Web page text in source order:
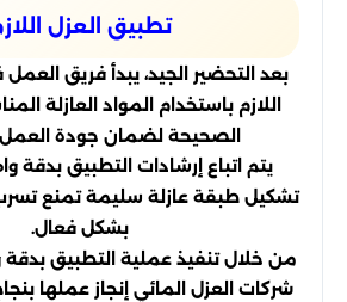
تطبيق العزل
بعد التحضير الجيد، يبدأ فريق
اللازم باستخدام المواد العازلة
الصحيحة لضمان جودة العمل
يتم اتباع إرشادات التطبيق بدقة
تشكيل طبقة عازلة سليمة تمنع تسرب
بشكل فعال.
من خلال تنفيذ عملية التطبيق بدقة
شركات العزل المائي إنجاز عملها